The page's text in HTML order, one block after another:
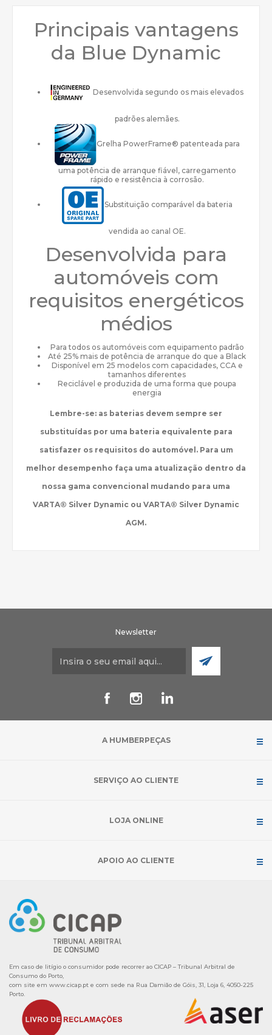
Principais vantagens
da Blue Dynamic
Desenvolvida segundo os mais elevados
padrões alemães.
Grelha PowerFrame® patenteada para
uma potência de arranque fiável, carregamento
rápido e resistência à corrosão.
Substituição comparável da bateria
vendida ao canal OE.
Desenvolvida para
automóveis com
requisitos energéticos
médios
Para todos os automóveis com equipamento padrão
Até 25% mais de potência de arranque do que a Black
Disponível em 25 modelos com capacidades, CCA e
tamanhos diferentes
Reciclável e produzida de uma forma que poupa
energia
Lembre-se: as baterias devem sempre ser
substituídas por uma bateria equivalente para
satisfazer os requisitos do automóvel. Para um
melhor desempenho faça uma atualização dentro da
nossa gama convencional mudando para uma
VARTA® Silver Dynamic ou VARTA® Silver Dynamic
AGM.
Newsletter
A HUMBERPEÇAS
SERVIÇO AO CLIENTE
LOJA ONLINE
APOIO AO CLIENTE
Em caso de litígio o consumidor pode recorrer ao CICAP – Tribunal Arbitral de
Consumo do Porto,
com site em www.cicap.pt e com sede na Rua Damião de Góis, 31, Loja 6, 4050-225
Porto.